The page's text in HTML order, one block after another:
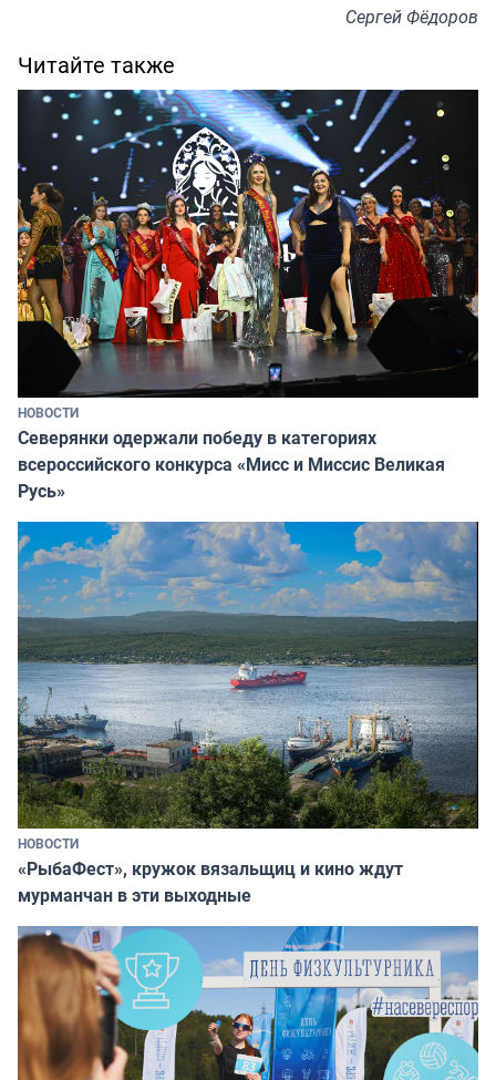
Сергей Фёдоров
Читайте также
НОВОСТИ
Северянки одержали победу в категориях
всероссийского конкурса «Мисс и Миссис Великая
Русь»
НОВОСТИ
«РыбаФест», кружок вязальщиц и кино ждут
мурманчан в эти выходные